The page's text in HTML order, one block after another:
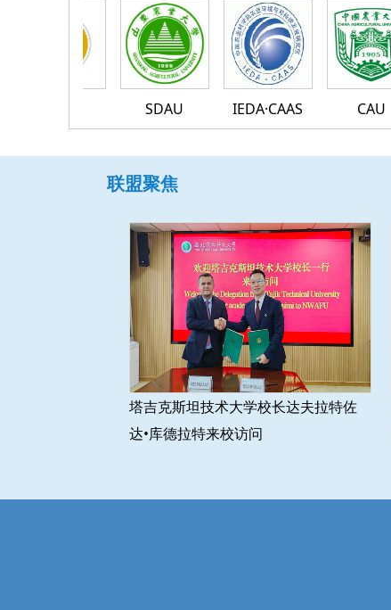
SDAU IEDA·CAAS
联盟聚焦
塔吉克斯坦技术大学校长达夫拉特佐
达•库德拉特来校访问